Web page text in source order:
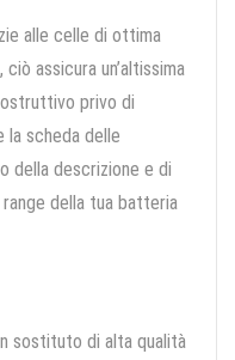
alle celle di ottima
assicura un’altissima
privo di
scheda delle
della descrizione e di
della tua batteria
sostituto di alta qualità